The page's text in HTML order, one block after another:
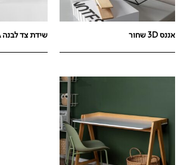
אננס 3D שחור שידת צד לבנה NEVA